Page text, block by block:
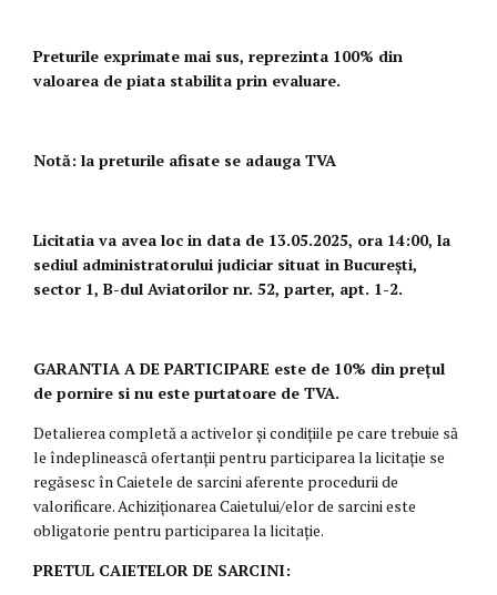
Preturile exprimate mai sus, reprezinta 100% din
valoarea de piata stabilita prin evaluare.
Notă: la preturile afisate se adauga TVA
Licitatia va avea loc in data de 13.05.2025, ora 14:00, la
sediul administratorului judiciar situat in București,
sector 1, B-dul Aviatorilor nr. 52, parter, apt. 1-2.
GARANTIA A DE PARTICIPARE este de 10% din prețul
de pornire si nu este purtatoare de TVA.
Detalierea completă a activelor şi condiţiile pe care trebuie să
le îndeplinească ofertanţii pentru participarea la licitaţie se
regăsesc în Caietele de sarcini aferente procedurii de
valorificare. Achiziţionarea Caietului/elor de sarcini este
obligatorie pentru participarea la licitație.
PRETUL CAIETELOR DE SARCINI: